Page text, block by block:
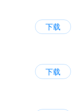
下载
下载